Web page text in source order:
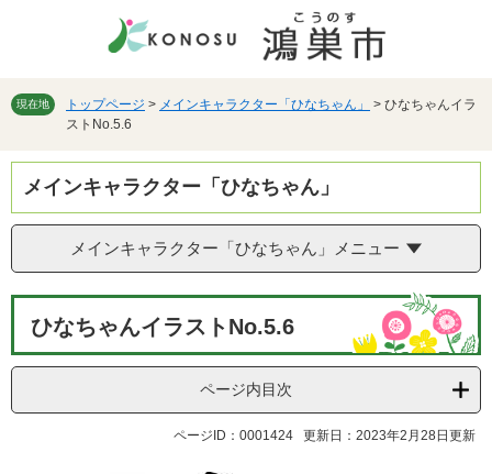
先
を
本
へ
現在地 トップページ > メインキャラクター「ひなちゃん」 > ひなちゃんイラ
ストNo.5.6
メインキャラクター「ひなちゃん」
メインキャラクター「ひなちゃん」メニュー
ひなちゃんイラストNo.5.6
ページ内目次
ページID：0001424 更新日：2023年2月28日更新